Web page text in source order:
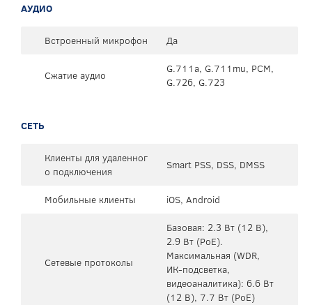
АУДИО
Встроенный микрофон Да
Сжатие аудио
G.711a, G.711mu, PCM,
G.726, G.723
СЕТЬ
Клиенты для удаленног
о подключения
Smart PSS, DSS, DMSS
Мобильные клиенты iOS, Android
Сетевые протоколы
Базовая: 2.3 Вт (12 В),
2.9 Вт (PoE).
Максимальная (WDR,
ИК-подсветка,
видеоаналитика): 6.6 Вт
(12 В), 7.7 Вт (PoE)